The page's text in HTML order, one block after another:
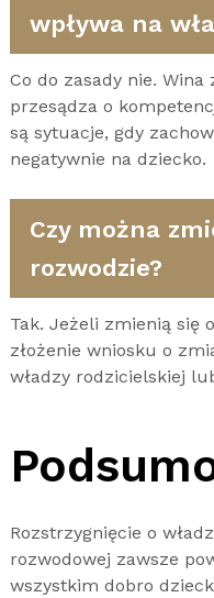
wpływa na
Co do zasady nie.
przesądza o
są sytuacje, gdy
negatywnie na dziecko.
Czy można
rozwodzie?
Tak. Jeżeli zmienią się
złożenie wniosku o
władzy rodzicielskiej
Rozstrzygnięcie o
rozwodowej zawsze
wszystkim dobro